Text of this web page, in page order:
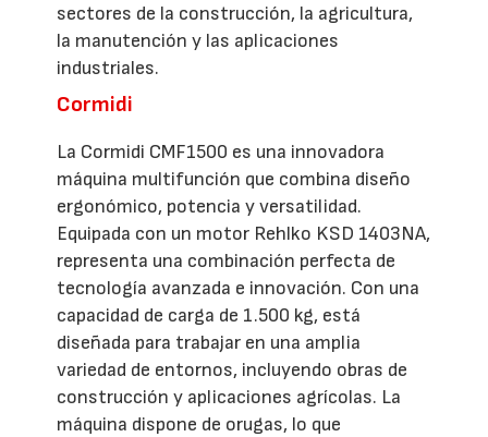
sectores de la construcción, la agricultura,
la manutención y las aplicaciones
industriales.
Cormidi
La Cormidi CMF1500 es una innovadora
máquina multifunción que combina diseño
ergonómico, potencia y versatilidad.
Equipada con un motor Rehlko KSD 1403NA,
representa una combinación perfecta de
tecnología avanzada e innovación. Con una
capacidad de carga de 1.500 kg, está
diseñada para trabajar en una amplia
variedad de entornos, incluyendo obras de
construcción y aplicaciones agrícolas. La
máquina dispone de orugas, lo que